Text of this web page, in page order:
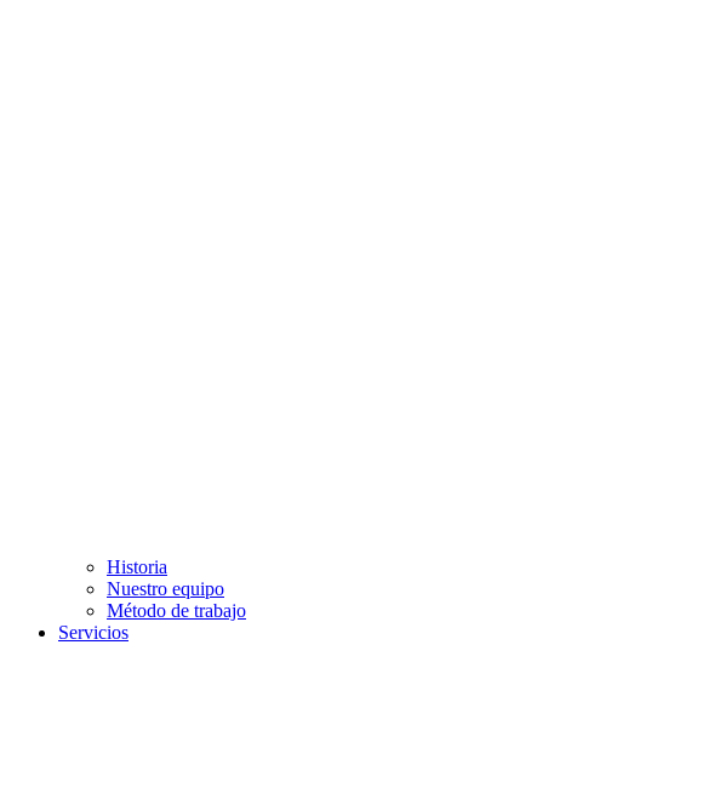
Historia
Nuestro equipo
Método de trabajo
Servicios